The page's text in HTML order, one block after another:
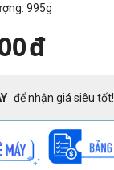
995g
đ
để nhận giá siêu tốt!